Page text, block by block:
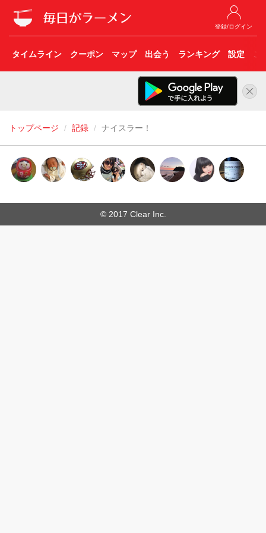
登録/ログイン
タイムライン クーポン マップ 出会う ランキング 設定 こ
トップページ 記録 ナイスラー！
© 2017 Clear Inc.